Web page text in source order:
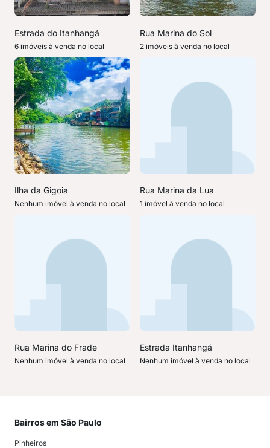
Estrada do Itanhangá
6 imóveis à venda no local
Rua Marina do Sol
2 imóveis à venda no local
Ilha da Gigoia
Nenhum imóvel à venda no local
Rua Marina da Lua
1 imóvel à venda no local
Rua Marina do Frade
Nenhum imóvel à venda no local
Estrada Itanhangá
Nenhum imóvel à venda no local
Bairros em São Paulo
Pinheiros